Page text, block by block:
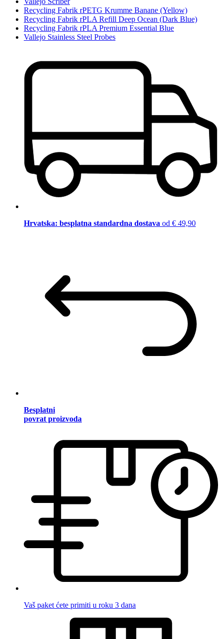
Recycling Fabrik rPETG Krumme Banane (Yellow)
Recycling Fabrik rPLA Refill Deep Ocean (Dark Blue)
Recycling Fabrik rPLA Premium Essential Blue
Vallejo Stainless Steel Probes
Hrvatska: besplatna standardna dostava od € 49,90
Besplatni
povrat proizvoda
Vaš paket ćete primiti u roku 3 dana